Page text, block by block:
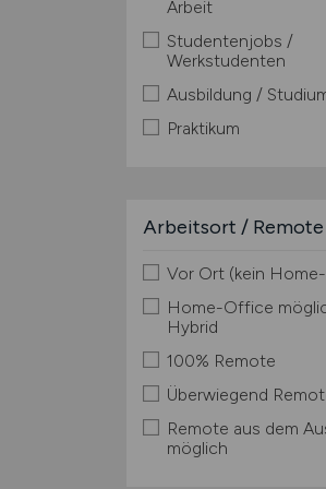
Arbeit
Studentenjobs /
Werkstudenten
Ausbildung /
Praktikum
Arbeitsort / Remote
Vor Ort (kein
Home-Office
Hybrid
100% Remote
Überwiegend
Remote aus dem
möglich